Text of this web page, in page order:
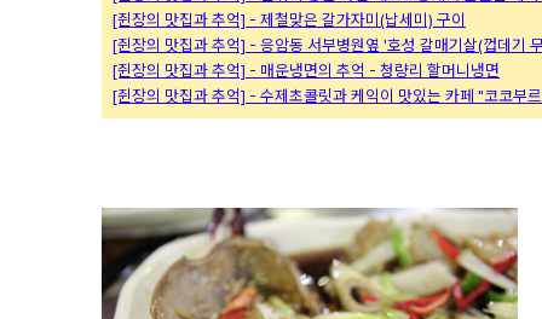
[쥔장의 맛집과 추억] - 제철맞은 갈가자미(납세미) 구이
[쥔장의 맛집과 추억] - 응암동 서부병원옆 '호성 갈매기살(껍데기
[쥔장의 맛집과 추억] - 매운냉면의 추억 - 청량리 할머니냉면
[쥔장의 맛집과 추억] - 수제초콜릿과 케익이 맛있는 카페 "코코부